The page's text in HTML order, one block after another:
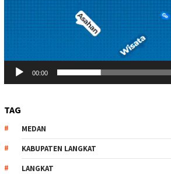
00:00
TAG
MEDAN
KABUPATEN LANGKAT
LANGKAT